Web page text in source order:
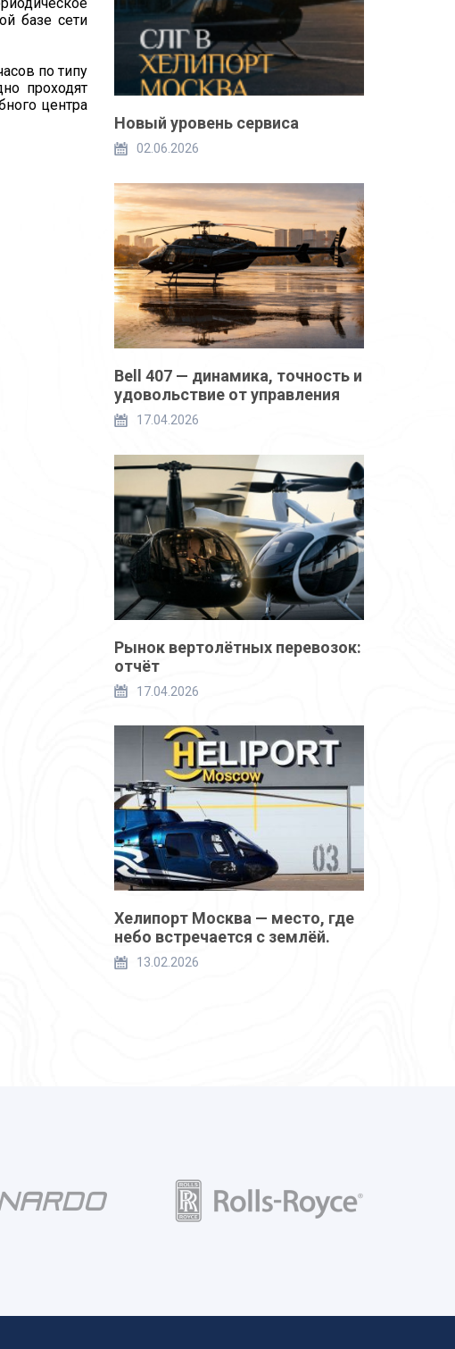
базе сети
по типу
проходят
центра
Новый уровень сервиса
02.06.2026
Bell 407 — динамика, точность и
удовольствие от управления
17.04.2026
Рынок вертолётных перевозок:
отчёт
17.04.2026
Хелипорт Москва — место, где
небо встречается с землёй.
13.02.2026